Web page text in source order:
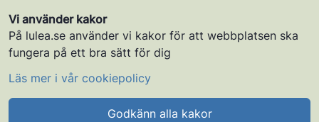
Vi använder kakor
På lulea.se använder vi kakor för att webbplatsen ska
fungera på ett bra sätt för dig
Läs mer i vår cookiepolicy
Godkänn alla kakor